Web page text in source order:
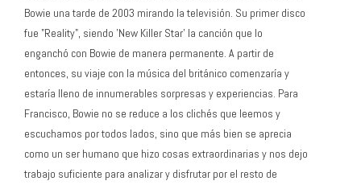
Bowie una tarde de 2003 mirando la televisión. Su primer disco
fue "Reality", siendo 'New Killer Star' la canción que lo
enganchó con Bowie de manera permanente. A partir de
entonces, su viaje con la música del británico comenzaría y
estaría lleno de innumerables sorpresas y experiencias. Para
Francisco, Bowie no se reduce a los clichés que leemos y
escuchamos por todos lados, sino que más bien se aprecia
como un ser humano que hizo cosas extraordinarias y nos dejo
trabajo suficiente para analizar y disfrutar por el resto de